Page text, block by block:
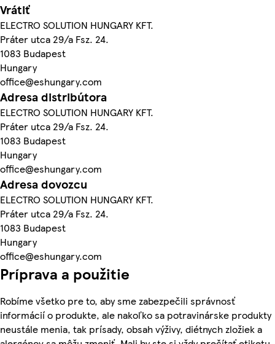
Vrátiť
ELECTRO SOLUTION HUNGARY KFT.
Práter utca 29/a Fsz. 24.
1083 Budapest
Hungary
office@eshungary.com
Adresa distribútora
ELECTRO SOLUTION HUNGARY KFT.
Práter utca 29/a Fsz. 24.
1083 Budapest
Hungary
office@eshungary.com
Adresa dovozcu
ELECTRO SOLUTION HUNGARY KFT.
Práter utca 29/a Fsz. 24.
1083 Budapest
Hungary
office@eshungary.com
Príprava a použitie
Robíme všetko pre to, aby sme zabezpečili správnosť
informácií o produkte, ale nakoľko sa potravinárske produkty
neustále menia, tak prísady, obsah výživy, diétnych zložiek a